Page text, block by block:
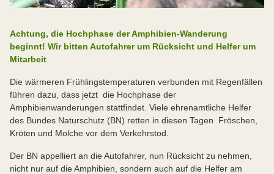
Achtung, die Hochphase der Amphibien-Wanderung
beginnt! Wir bitten Autofahrer um Rücksicht und Helfer um
Mitarbeit
Die wärmeren Frühlingstemperaturen verbunden mit Regenfällen
führen dazu, dass jetzt die Hochphase der
Amphibienwanderungen stattfindet. Viele ehrenamtliche Helfer
des Bundes Naturschutz (BN) retten in diesen Tagen Fröschen,
Kröten und Molche vor dem Verkehrstod.
Der BN appelliert an die Autofahrer, nun Rücksicht zu nehmen,
nicht nur auf die Amphibien, sondern auch auf die Helfer am